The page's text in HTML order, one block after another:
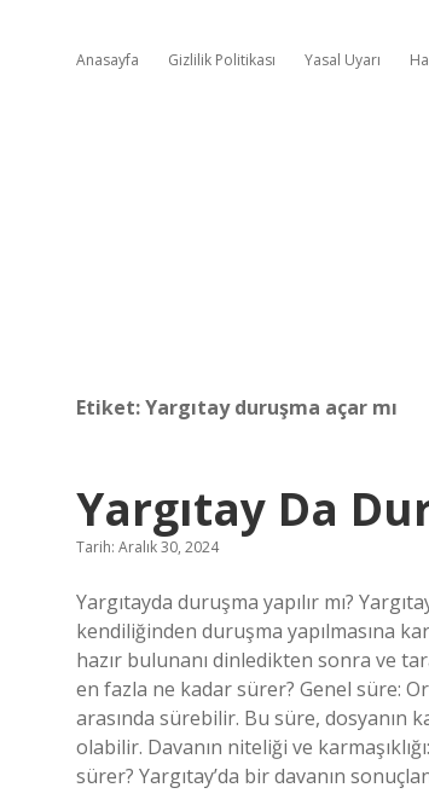
Anasayfa Gizlilik Politikası Yasal Uyarı
Etiket:Yargıtay duruşma açar mı
Yargıtay Da
Tarih: Aralık 30, 2024
Yargıtayda duruşma yapılır mı?
kendiliğinden duruşma yapılmasına
hazır bulunanı dinledikten sonra ve
en fazla ne kadar sürer? Genel süre:
arasında sürebilir. Bu süre, dosyanın
olabilir. Davanın niteliği ve
sürer? Yargıtay’da bir davanın